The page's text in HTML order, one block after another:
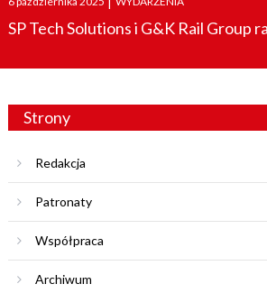
on
SP Tech Solutions i G&K Rail Group
Strony
Redakcja
Patronaty
Współpraca
Archiwum